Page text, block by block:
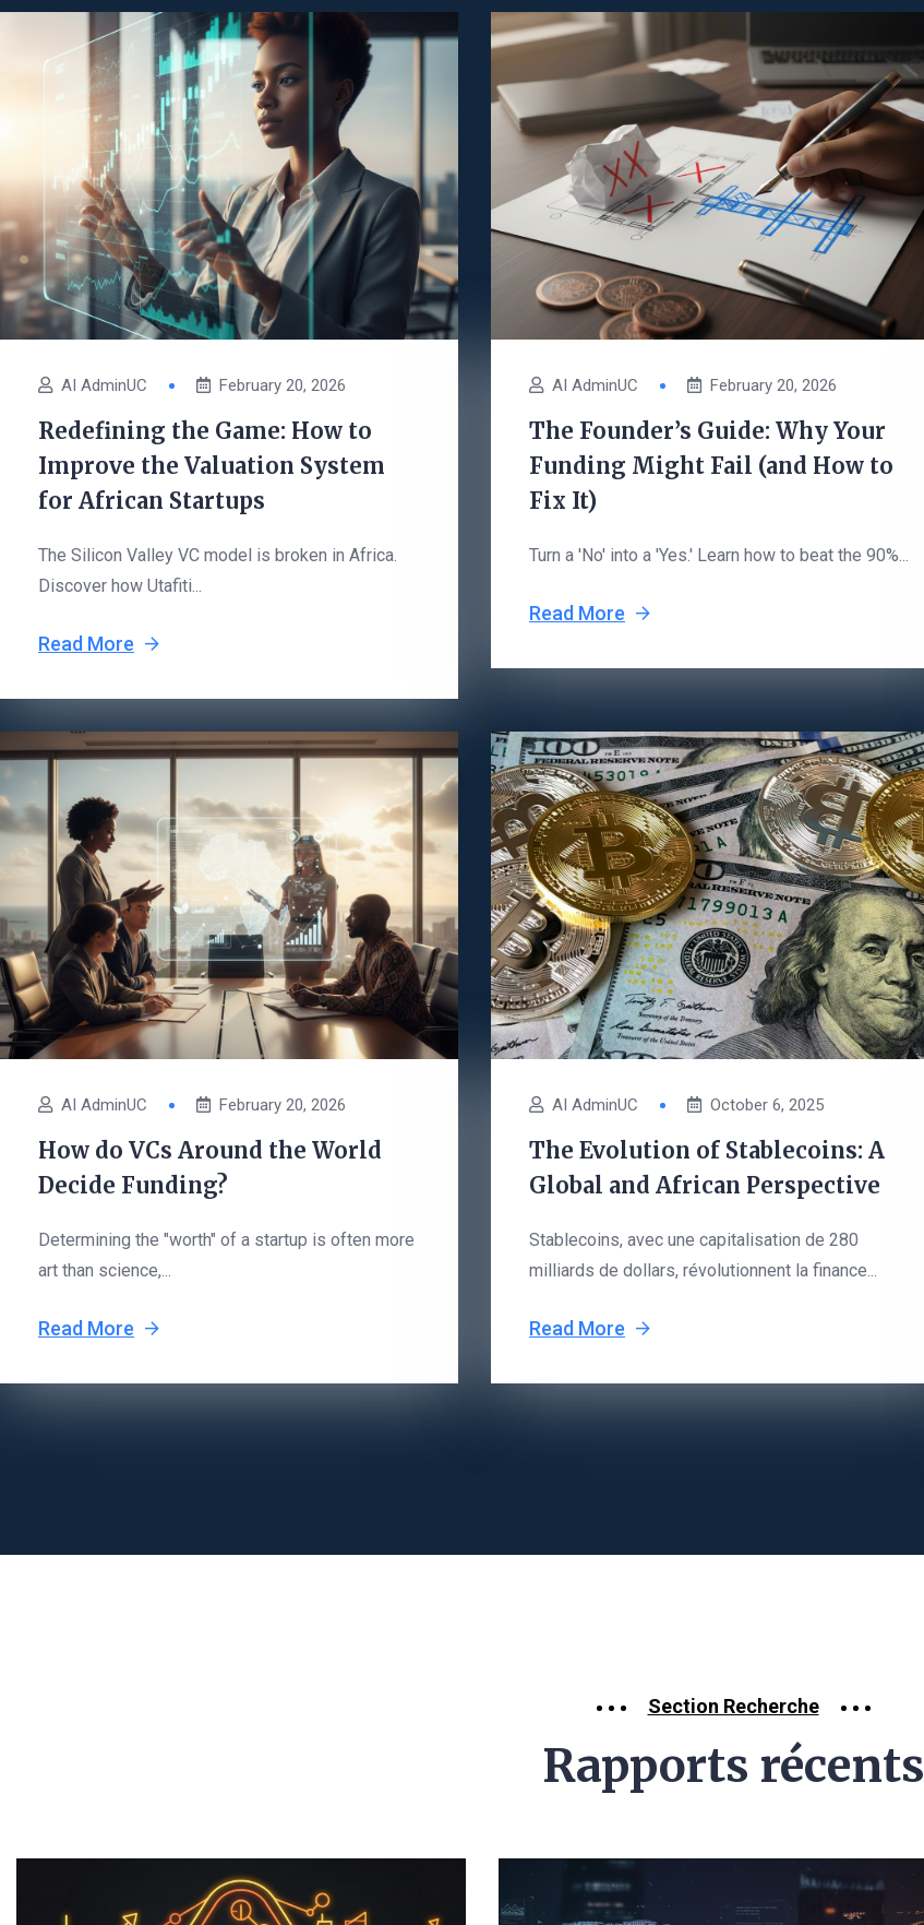
AI AdminUC February 20, 2026
Redefining the Game: How to
Improve the Valuation System
for African Startups
The Silicon Valley VC model is broken in Africa.
Discover how Utafiti...
Read More
AI AdminUC February 20, 2026
The Founder’s Guide: Why Your
Funding Might Fail (and How to
Fix It)
Turn a 'No' into a 'Yes.' Learn how to beat the 90%...
Read More
AI AdminUC February 20, 2026
How do VCs Around the World
Decide Funding?
Determining the "worth" of a startup is often more
art than science,...
Read More
AI AdminUC October 6, 2025
The Evolution of Stablecoins: A
Global and African Perspective
Stablecoins, avec une capitalisation de 280
milliards de dollars, révolutionnent la finance...
Read More
Section Recherche
Rapports récents